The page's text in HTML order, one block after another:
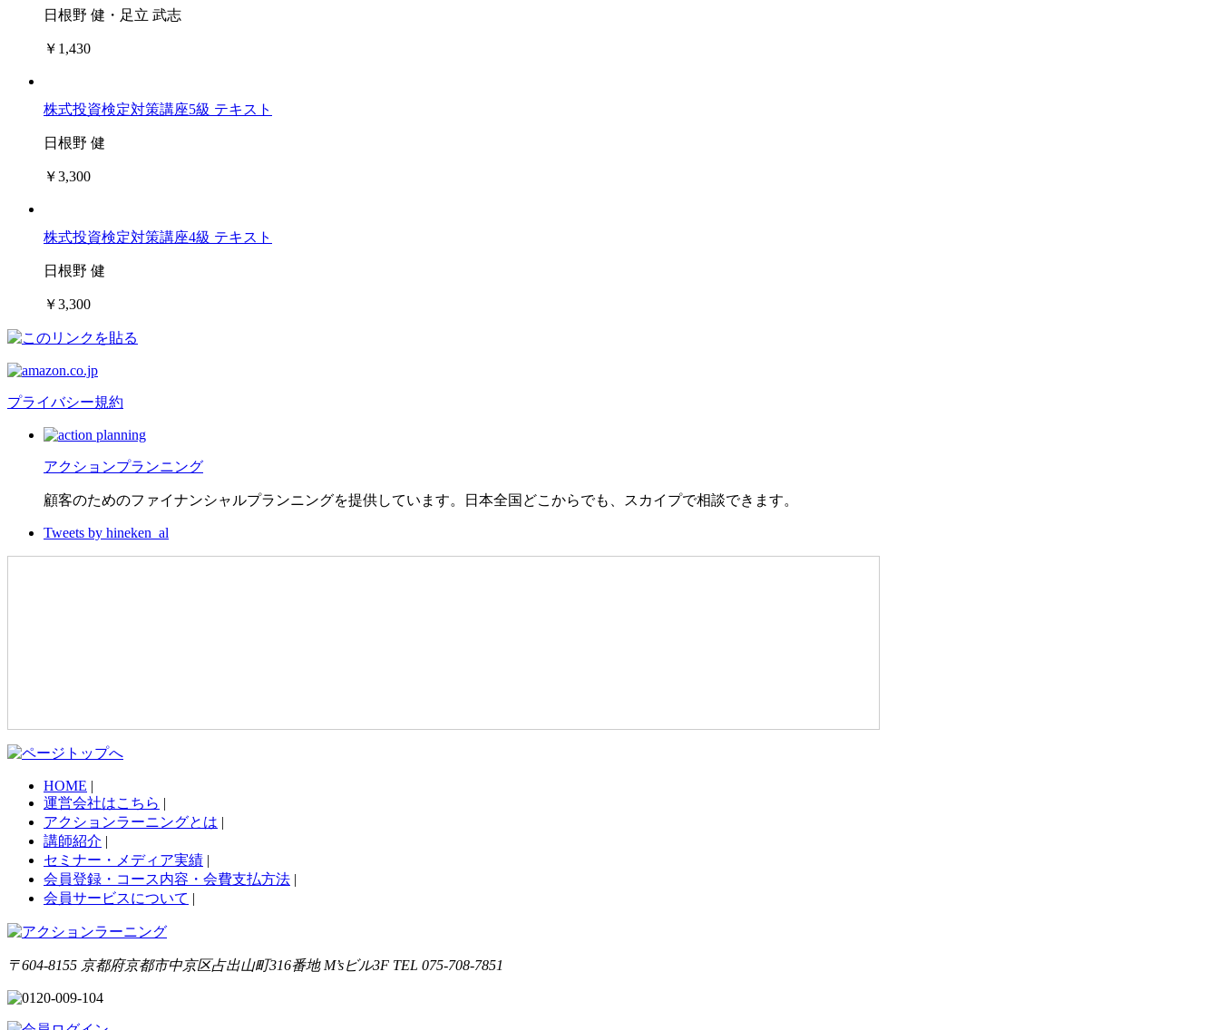
日根野 健・足立 武志
￥1,430
株式投資検定対策講座5級 テキスト
日根野 健
￥3,300
株式投資検定対策講座4級 テキスト
日根野 健
￥3,300
プライバシー規約
アクションプランニング
顧客のためのファイナンシャルプランニングを提供しています。日本全国どこからでも、スカイプで相談できます。
Tweets by hineken_al
HOME |
運営会社はこちら |
アクションラーニングとは |
講師紹介 |
セミナー・メディア実績 |
会員登録・コース内容・会費支払方法 |
会員サービスについて |
〒604-8155 京都府京都市中京区占出山町316番地 M’sビル3F TEL 075-708-7851